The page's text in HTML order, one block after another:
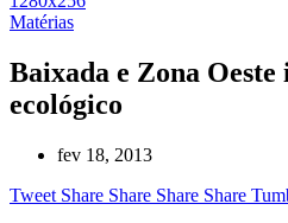
Matérias
Baixada e Zona
ecológico
fev 18, 2013
Tweet Share Share Share Share